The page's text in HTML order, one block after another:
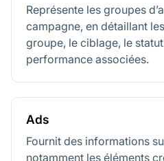
Représente les groupes
campagne, en détaillant
groupe, le ciblage, le
performance associées.
Ads
Fournit des informations
notamment les éléments